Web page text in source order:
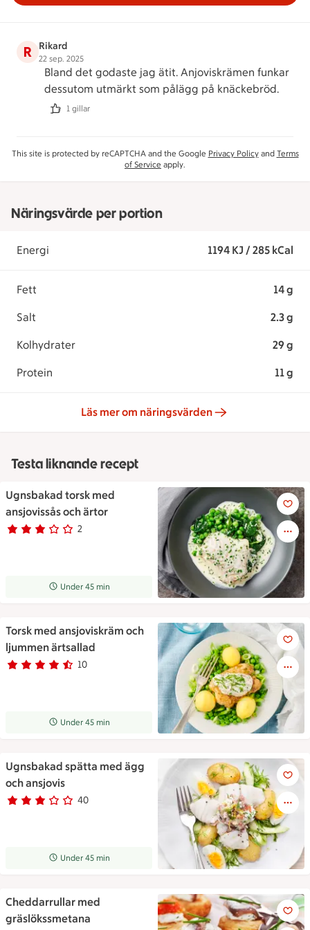
R Rikard
22 sep. 2025
Bland det godaste jag ätit. Anjoviskrämen funkar
dessutom utmärkt som pålägg på knäckebröd.
1 gillar
This site is protected by reCAPTCHA and the Google Privacy Policyand Terms
of Service apply.
Näringsvärde per portion
Energi 1194 KJ / 285 kCal
Fett 14 g
Salt 2.3 g
Kolhydrater 29 g
Protein 11 g
Läs mer om näringsvärden
Testa liknande recept
Ugnsbakad torsk med
ansjovissås och ärtor
Betyg 3 av 5.
2
2 personer har röstat
Receptet tar Under 45 min att tillaga
Under 45 min
Ugnsbakad torsk med
Torsk med ansjoviskräm och
ljummen ärtsallad
Betyg 4.2 av 5. 10
10 personer har röstat
Receptet tar Under 45 min att tillaga
Under 45 min
Torsk med ansjoviskräm och
Ugnsbakad spätta med ägg
och ansjovis
Betyg 2.9 av 5. 40
40 personer har röstat
Receptet tar Under 45 min att tillaga
Under 45 min
Ugnsbakad spätta med ägg
Cheddarrullar med
gräslökssmetana
Cheddarrullar med